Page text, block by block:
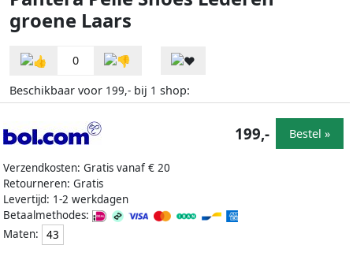
groene Laars
0
Beschikbaar voor 199,- bij 1 shop:
Verzendkosten: Gratis vanaf € 20
Retourneren: Gratis
Levertijd: 1-2 werkdagen
Betaalmethodes:
Maten:
43
199,- Bestel »